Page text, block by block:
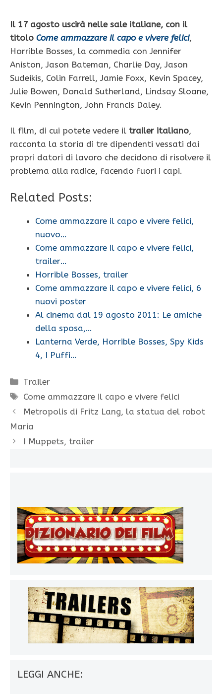
Il 17 agosto uscirà nelle sale italiane, con il
titolo Come ammazzare il capo e vivere felici,
Horrible Bosses, la commedia con Jennifer
Aniston, Jason Bateman, Charlie Day, Jason
Sudeikis, Colin Farrell, Jamie Foxx, Kevin Spacey,
Julie Bowen, Donald Sutherland, Lindsay Sloane,
Kevin Pennington, John Francis Daley.
Il film, di cui potete vedere il trailer italiano,
racconta la storia di tre dipendenti vessati dai
propri datori di lavoro che decidono di risolvere il
problema alla radice, facendo fuori i capi.
Related Posts:
Come ammazzare il capo e vivere felici,
nuovo…
Come ammazzare il capo e vivere felici,
trailer…
Horrible Bosses, trailer
Come ammazzare il capo e vivere felici, 6
nuovi poster
Al cinema dal 19 agosto 2011: Le amiche
della sposa,…
Lanterna Verde, Horrible Bosses, Spy Kids
4, I Puffi…
Categorie
Trailer
Tag
Come ammazzare il capo e vivere felici
Metropolis di Fritz Lang, la statua del robot
Maria
I Muppets, trailer
LEGGI ANCHE: